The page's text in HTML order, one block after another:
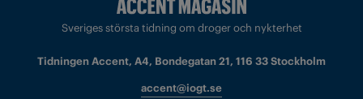
Sveriges största tidning om droger och nykterhet
Tidningen Accent, A4, Bondegatan 21, 116 33 Stockholm
accent@iogt.se